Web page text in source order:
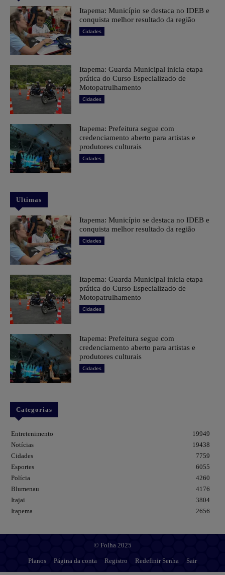
Itapema: Município se destaca no IDEB e
conquista melhor resultado da região
Cidades
Itapema: Guarda Municipal inicia etapa
prática do Curso Especializado de
Motopatrulhamento
Cidades
Itapema: Prefeitura segue com
credenciamento aberto para artistas e
produtores culturais
Cidades
Ultimas
Itapema: Município se destaca no IDEB e
conquista melhor resultado da região
Cidades
Itapema: Guarda Municipal inicia etapa
prática do Curso Especializado de
Motopatrulhamento
Cidades
Itapema: Prefeitura segue com
credenciamento aberto para artistas e
produtores culturais
Cidades
Categorias
Entretenimento
19949
Notícias
19438
Cidades
7759
Esportes
6055
Polícia
4260
Blumenau
4176
Itajai
3804
Itapema
2656
© Folha 2025
Planos Página da conta Registro Redefinir Senha Sair